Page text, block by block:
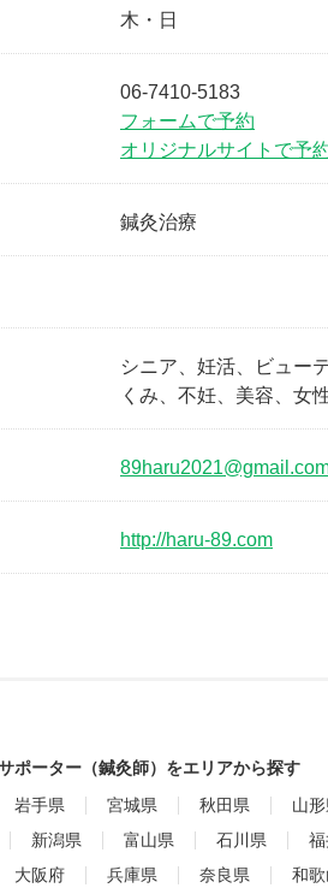
木・日
06-7410-5183
フォームで予約
オリジナルサイトで予
鍼灸治療
シニア、妊活、ビュー
くみ、不妊、美容、女
http://haru-89.com
ポーター（鍼灸師）をエリアから探す
岩手県 宮城県 秋田県 山
新潟県 富山県 石川県
大阪府 兵庫県 奈良県 和